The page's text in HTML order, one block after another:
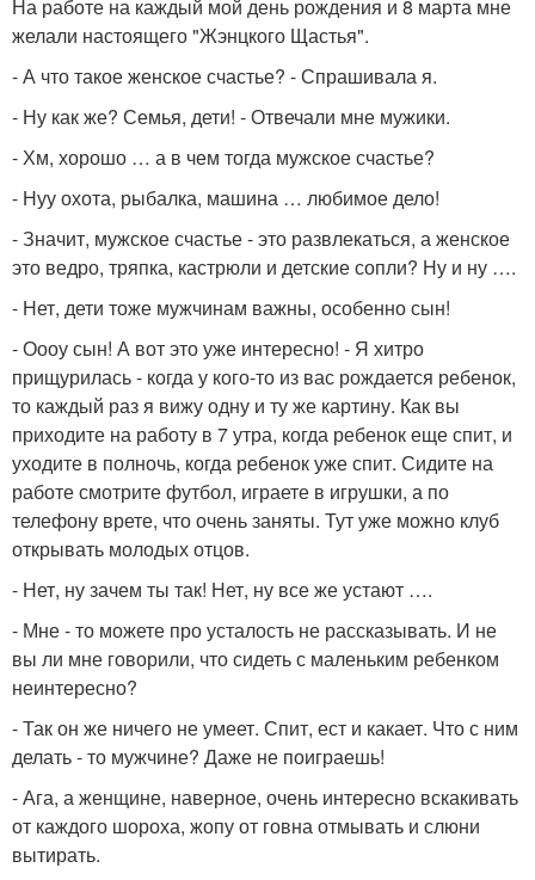
На работе на каждый мой день рождения и 8 марта мне
желали настоящего "Жэнцкого Щастья".
- А что такое женское счастье? - Спрашивала я.
- Ну как же? Семья, дети! - Отвечали мне мужики.
- Хм, хорошо … а в чем тогда мужское счастье?
- Нуу охота, рыбалка, машина … любимое дело!
- Значит, мужское счастье - это развлекаться, а женское
это ведро, тряпка, кастрюли и детские сопли? Ну и ну ….
- Нет, дети тоже мужчинам важны, особенно сын!
- Оооу сын! А вот это уже интересно! - Я хитро
прищурилась - когда у кого-то из вас рождается ребенок,
то каждый раз я вижу одну и ту же картину. Как вы
приходите на работу в 7 утра, когда ребенок еще спит, и
уходите в полночь, когда ребенок уже спит. Сидите на
работе смотрите футбол, играете в игрушки, а по
телефону врете, что очень заняты. Тут уже можно клуб
открывать молодых отцов.
- Нет, ну зачем ты так! Нет, ну все же устают ….
- Мне - то можете про усталость не рассказывать. И не
вы ли мне говорили, что сидеть с маленьким ребенком
неинтересно?
- Так он же ничего не умеет. Спит, ест и какает. Что с ним
делать - то мужчине? Даже не поиграешь!
- Ага, а женщине, наверное, очень интересно вскакивать
от каждого шороха, жопу от говна отмывать и слюни
вытирать.